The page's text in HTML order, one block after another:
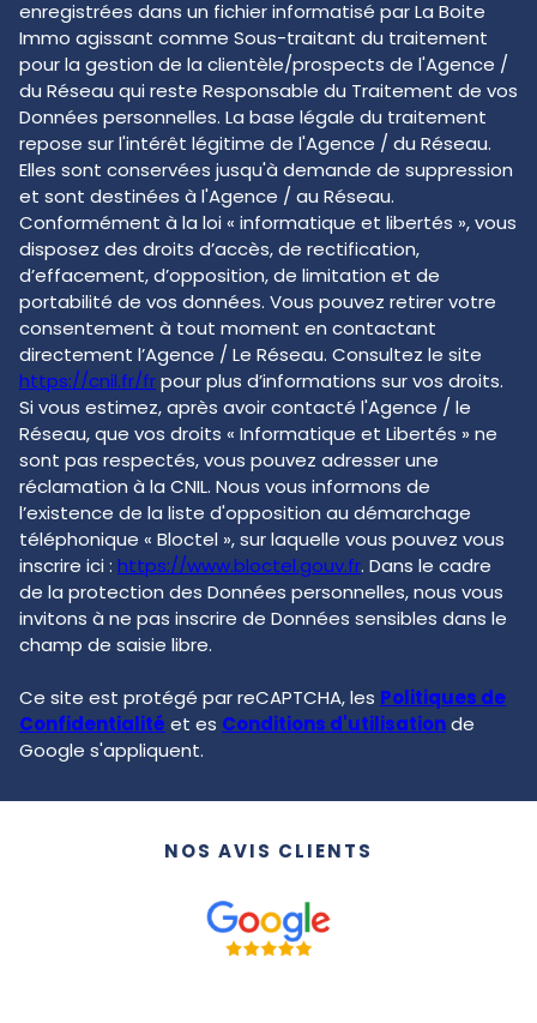
enregistrées dans un fichier informatisé par La Boite
Immo agissant comme Sous-traitant du traitement
pour la gestion de la clientèle/prospects de l'Agence /
du Réseau qui reste Responsable du Traitement de vos
Données personnelles. La base légale du traitement
repose sur l'intérêt légitime de l'Agence / du Réseau.
Elles sont conservées jusqu'à demande de suppression
et sont destinées à l'Agence / au Réseau.
Conformément à la loi « informatique et libertés », vous
disposez des droits d’accès, de rectification,
d’effacement, d’opposition, de limitation et de
portabilité de vos données. Vous pouvez retirer votre
consentement à tout moment en contactant
directement l’Agence / Le Réseau. Consultez le site
https://cnil.fr/frpour plus d’informations sur vos droits.
Si vous estimez, après avoir contacté l'Agence / le
Réseau, que vos droits « Informatique et Libertés » ne
sont pas respectés, vous pouvez adresser une
réclamation à la CNIL. Nous vous informons de
l’existence de la liste d'opposition au démarchage
téléphonique « Bloctel », sur laquelle vous pouvez vous
inscrire ici : https://www.bloctel.gouv.fr. Dans le cadre
de la protection des Données personnelles, nous vous
invitons à ne pas inscrire de Données sensibles dans le
champ de saisie libre.
Ce site est protégé par reCAPTCHA, les Politiques de
Confidentialité et es Conditions d'utilisationde
Google s'appliquent.
NOS AVIS CLIENTS